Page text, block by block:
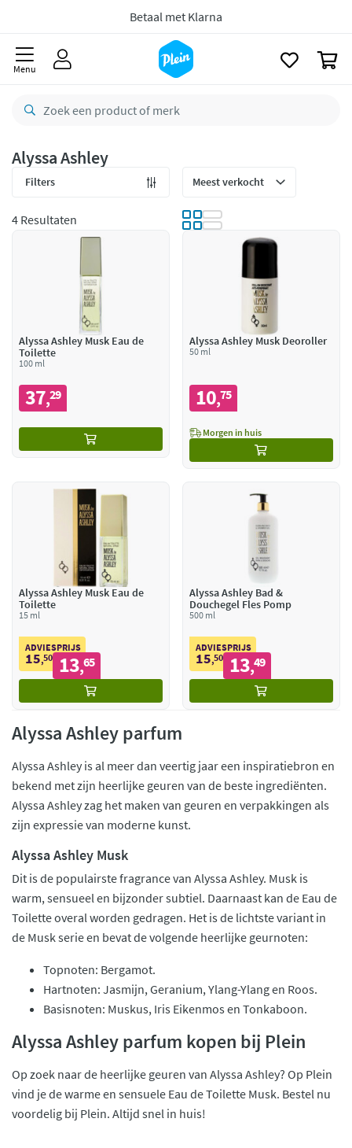
Gratisretourneren
8,8/10
CO2 neutraal
Betaal met Klarna
Menu
Alyssa Ashley
Filters
4 Resultaten
Alyssa Ashley Musk Eau de
Toilette
100 ml
37,29
Alyssa Ashley Musk Deoroller
50 ml
10,75
Morgen in huis
Alyssa Ashley Musk Eau de
Toilette
15 ml
ADVIESPRIJS
15,50 13,65
Alyssa Ashley Bad &
Douchegel Fles Pomp
500 ml
ADVIESPRIJS
15,50 13,49
Alyssa Ashley parfum
Alyssa Ashley is al meer dan veertig jaar een inspiratiebron en
bekend met zijn heerlijke geuren van de beste ingrediënten.
Alyssa Ashley zag het maken van geuren en verpakkingen als
zijn expressie van moderne kunst.
Alyssa Ashley Musk
Dit is de populairste fragrance van Alyssa Ashley. Musk is
warm, sensueel en bijzonder subtiel. Daarnaast kan de Eau de
Toilette overal worden gedragen. Het is de lichtste variant in
de Musk serie en bevat de volgende heerlijke geurnoten:
Topnoten: Bergamot.
Hartnoten: Jasmijn, Geranium, Ylang-Ylang en Roos.
Basisnoten: Muskus, Iris Eikenmos en Tonkaboon.
Alyssa Ashley parfum kopen bij Plein
Op zoek naar de heerlijke geuren van Alyssa Ashley? Op Plein
vind je de warme en sensuele Eau de Toilette Musk. Bestel nu
voordelig bij Plein. Altijd snel in huis!